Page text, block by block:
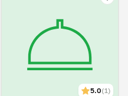
5.0(1)